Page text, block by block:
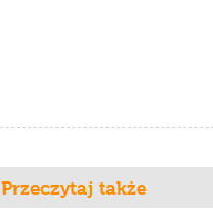
Przeczytaj także